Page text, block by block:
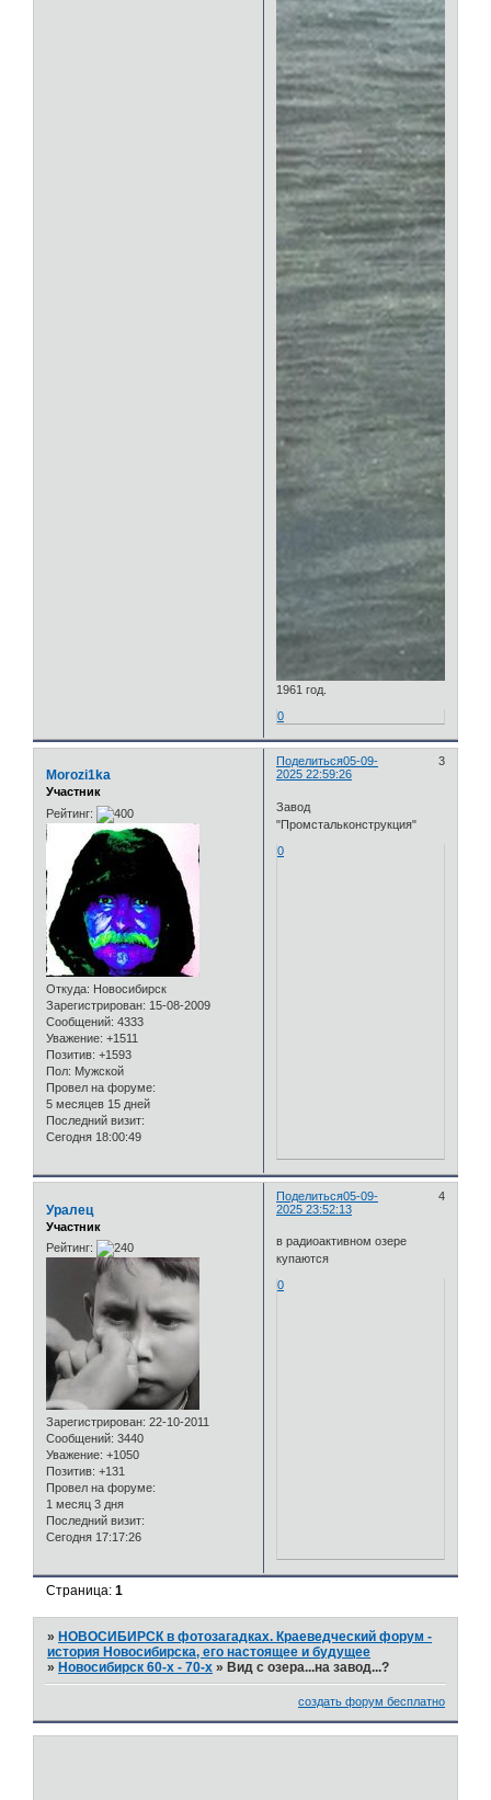
1961 год.
0
Поделиться 3
05-09-
2025 22:59:26
Morozi1ka
Участник
Рейтинг:
Откуда: Новосибирск
Зарегистрирован: 15-08-2009
Сообщений: 4333
Уважение: +1511
Позитив: +1593
Пол: Мужской
Провел на форуме:
5 месяцев 15 дней
Последний визит:
Сегодня 18:00:49
Завод
"Промстальконструкция"
0
Поделиться 4
05-09-
2025 23:52:13
Уралец
Участник
Рейтинг:
Зарегистрирован: 22-10-2011
Сообщений: 3440
Уважение: +1050
Позитив: +131
Провел на форуме:
1 месяц 3 дня
Последний визит:
Сегодня 17:17:26
в радиоактивном озере
купаются
0
Страница:1
»НОВОСИБИРСК в фотозагадках. Краеведческий форум -
история Новосибирска, его настоящее и будущее
»Новосибирск 60-х - 70-х »Вид с озера...на завод...?
создать форум бесплатно